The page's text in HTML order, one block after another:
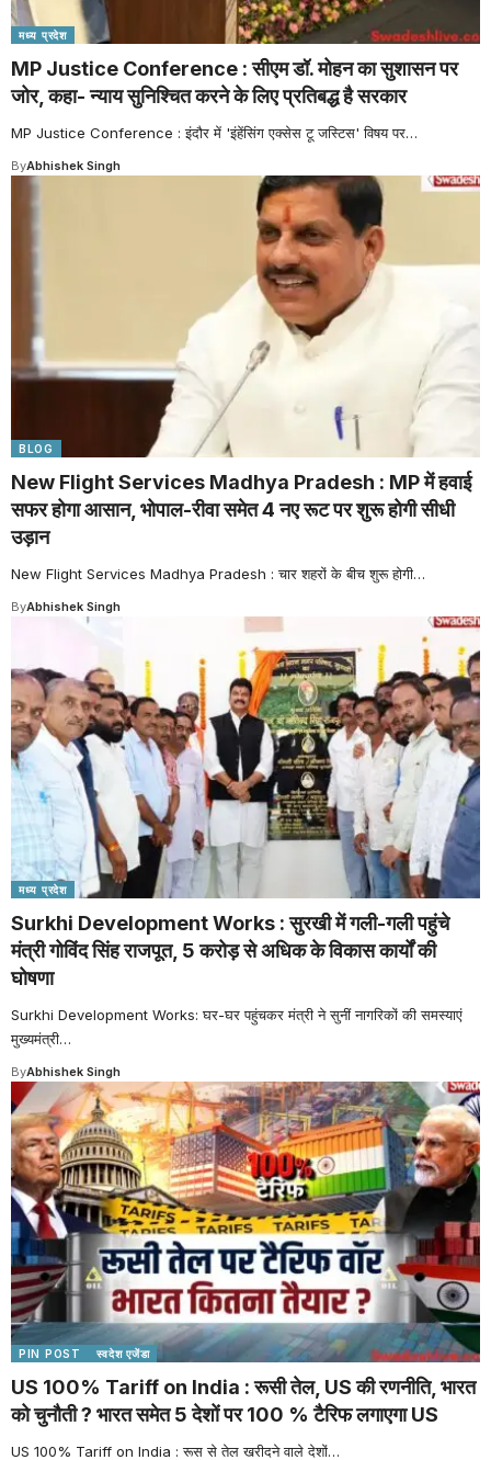
मध्य प्रदेश
MP Justice Conference : सीएम डॉ. मोहन का सुशासन पर
जोर, कहा- न्याय सुनिश्चित करने के लिए प्रतिबद्ध है सरकार
MP Justice Conference : इंदौर में 'इंहेंसिंग एक्सेस टू जस्टिस' विषय पर…
ByAbhishek Singh
BLOG
New Flight Services Madhya Pradesh : MP में हवाई
सफर होगा आसान, भोपाल-रीवा समेत 4 नए रूट पर शुरू होगी सीधी
उड़ान
New Flight Services Madhya Pradesh : चार शहरों के बीच शुरू होगी…
ByAbhishek Singh
मध्य प्रदेश
Surkhi Development Works : सुरखी में गली-गली पहुंचे
मंत्री गोविंद सिंह राजपूत, 5 करोड़ से अधिक के विकास कार्यों की
घोषणा
Surkhi Development Works: घर-घर पहुंचकर मंत्री ने सुनीं नागरिकों की समस्याएं
मुख्यमंत्री…
ByAbhishek Singh
PIN POST स्वदेश एजेंडा
US 100% Tariff on India : रूसी तेल, US की रणनीति, भारत
को चुनौती ? भारत समेत 5 देशों पर 100 % टैरिफ लगाएगा US
US 100% Tariff on India : रूस से तेल खरीदने वाले देशों…